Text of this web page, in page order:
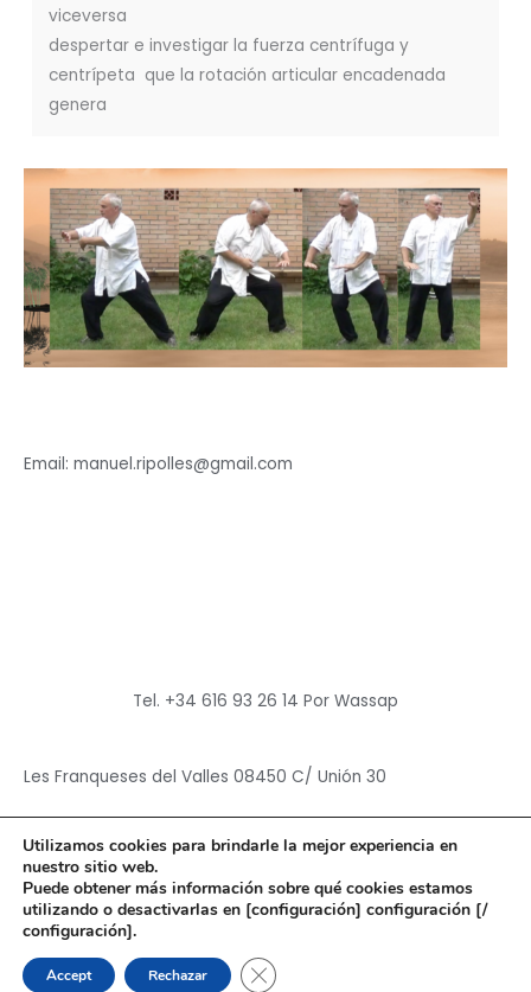
viceversa
despertar e investigar la fuerza centrífuga y
centrípeta que la rotación articular encadenada
genera
Email: manuel.ripolles@gmail.com
Tel. +34 616 93 26 14 Por Wassap
Les Franqueses del Valles 08450 C/ Unión 30
Copyright © 2026Hun Yuan Chen
Powered byHun Yuan Chen
Utilizamos cookies para brindarle la mejor experiencia en
nuestro sitio web.
Puede obtener más información sobre qué cookies estamos
utilizando o desactivarlas en [configuración] configuración [/
configuración].
Accept Rechazar CERRAR EL BANNER DE